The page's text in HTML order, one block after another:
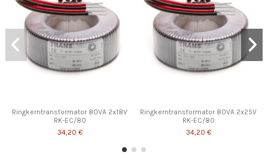
Ringkerntransformator 80VA 2x18V
RK-EC/80
34,20 €
Ringkerntransformator 80VA 2x25V
RK-EC/80
34,20 €